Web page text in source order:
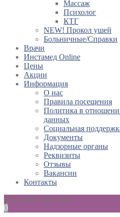
Массаж
Психолог
КТГ
NEW! Прокол ушей
Больничные/Справки
Врачи
Инстамед Online
Цены
Акции
Информация
О нас
Правила посещения
Политика в
данных
Социальная
Документы
Надзорные органы
Реквизиты
Отзывы
Вакансии
Контакты
Ваш заказ пока пуст
0